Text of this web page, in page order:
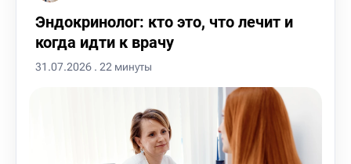
Эндокринолог: кто это, что лечит и
когда идти к врачу
31.07.2026 . 22 минуты